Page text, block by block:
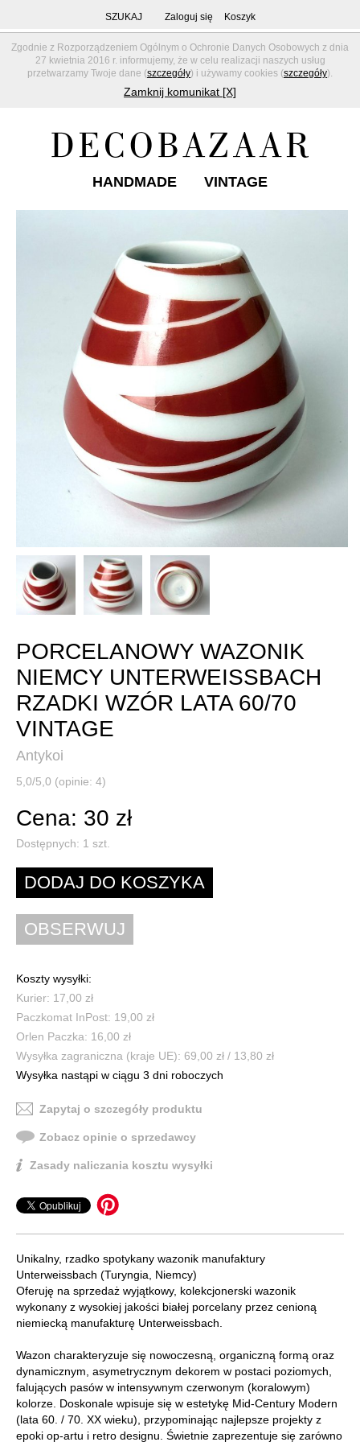
Zgodnie z Rozporządzeniem Ogólnym o Ochronie Danych Osobowych z dnia
27 kwietnia 2016 r. informujemy, że w celu realizacji naszych usług
przetwarzamy Twoje dane (szczegóły) i używamy cookies (szczegóły).
Zamknij komunikat [X]
SZUKAJ Zaloguj się Koszyk
HANDMADE VINTAGE
PORCELANOWY WAZONIK
NIEMCY UNTERWEISSBACH
RZADKI WZÓR LATA 60/70
VINTAGE
Antykoi
5,0/5,0 (opinie: 4)
Cena: 30 zł
Dostępnych: 1 szt.
Koszty wysyłki:
Kurier: 17,00 zł
Paczkomat InPost: 19,00 zł
Orlen Paczka: 16,00 zł
Wysyłka zagraniczna (kraje UE): 69,00 zł / 13,80 zł
Wysyłka nastąpi w ciągu 3 dni roboczych
Zapytaj o szczegóły produktu
Zobacz opinie o sprzedawcy
Zasady naliczania kosztu wysyłki
Unikalny, rzadko spotykany wazonik manufaktury
Unterweissbach (Turyngia, Niemcy)
Oferuję na sprzedaż wyjątkowy, kolekcjonerski wazonik
wykonany z wysokiej jakości białej porcelany przez cenioną
niemiecką manufakturę Unterweissbach.
Wazon charakteryzuje się nowoczesną, organiczną formą oraz
dynamicznym, asymetrycznym dekorem w postaci poziomych,
falujących pasów w intensywnym czerwonym (koralowym)
kolorze. Doskonale wpisuje się w estetykę Mid-Century Modern
(lata 60. / 70. XX wieku), przypominając najlepsze projekty z
epoki op-artu i retro designu. Świetnie zaprezentuje się zarówno